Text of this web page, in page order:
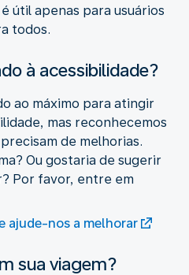
útil apenas para usuários
todos.
à acessibilidade?
ao máximo para atingir
mas reconhecemos
de melhorias.
Ou gostaria de sugerir
Por favor, entre em
ajude-nos a melhorar
sua viagem?